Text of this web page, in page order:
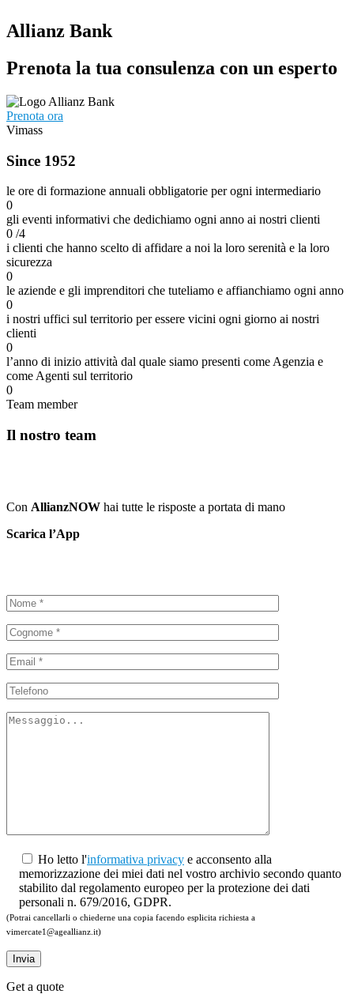
Allianz Bank
Prenota la tua consulenza con un esperto
Prenota ora
Vimass
Since 1952
le ore di formazione annuali obbligatorie per ogni intermediario
0
gli eventi informativi che dedichiamo ogni anno ai nostri clienti
0 /4
i clienti che hanno scelto di affidare a noi la loro serenità e la loro
sicurezza
0
le aziende e gli imprenditori che tuteliamo e affianchiamo ogni anno
0
i nostri uffici sul territorio per essere vicini ogni giorno ai nostri
clienti
0
l’anno di inizio attività dal quale siamo presenti come Agenzia e
come Agenti sul territorio
0
Team member
Il nostro team
Con AllianzNOW hai tutte le risposte a portata di mano
Scarica l’App
Ho letto l'informativa privacy e acconsento alla
memorizzazione dei miei dati nel vostro archivio secondo quanto
stabilito dal regolamento europeo per la protezione dei dati
personali n. 679/2016, GDPR.
(Potrai cancellarli o chiederne una copia facendo esplicita richiesta a
vimercate1@ageallianz.it)
Invia
Get a quote